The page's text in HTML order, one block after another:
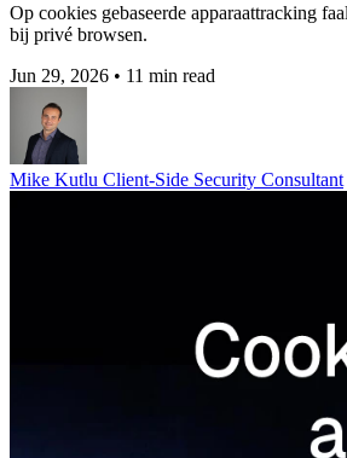
Op cookies gebaseerde apparaattracking
bij privé browsen.
Jun 29, 2026 • 11 min read
Mike Kutlu Client-Side Security Consultant